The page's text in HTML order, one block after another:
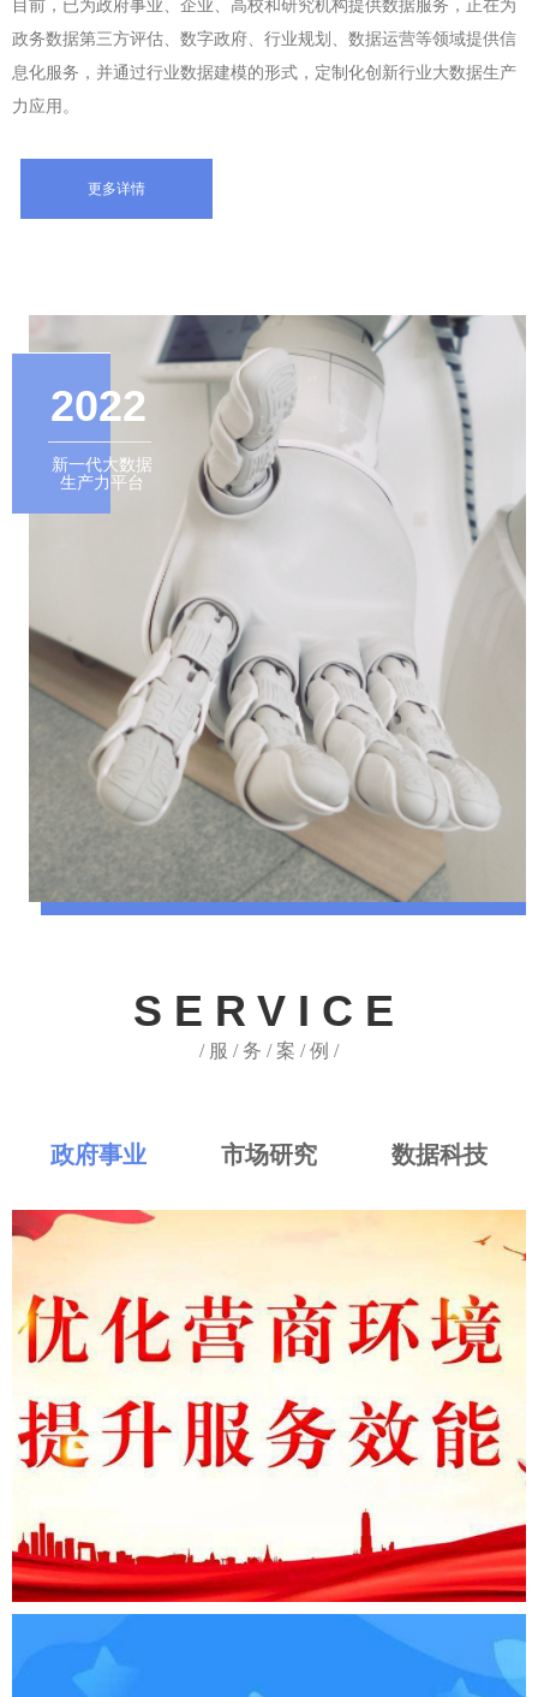
SERVICE
/ 服 / 务 / 案 / 例 /
政府事业 市场研究 数据科技
新一代大数据
生产力平台
2022
目前，已为政府事业、企业、高校和研究机构提供数据服务，正在为
政务数据第三方评估、数字政府、行业规划、数据运营等领域提供信
息化服务，并通过行业数据建模的形式，定制化创新行业大数据生产
力应用。
更多详情